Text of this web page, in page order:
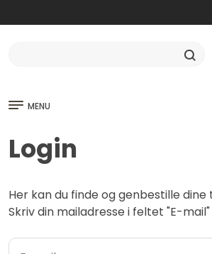
MENU
Login
Her kan du finde og genbestille
Skriv din mailadresse i feltet "E-